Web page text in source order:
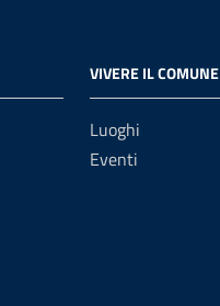
VIVERE IL COMUNE
Luoghi
Eventi